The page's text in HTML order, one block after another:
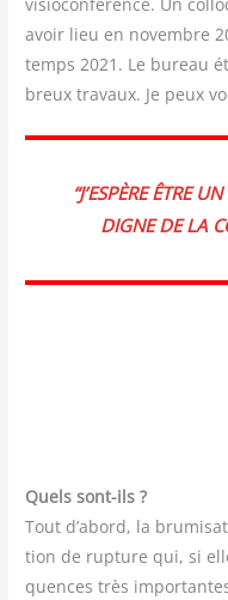
avoir lieu en novembre
temps 2021. Le bureau
breux tra­vaux. Je peux
“J’ESPÈRE ÊTRE
DIGNE DE LA
Quels sont-ils ?
Tout d’abord, la
tion de rup­ture qui, si
quences très